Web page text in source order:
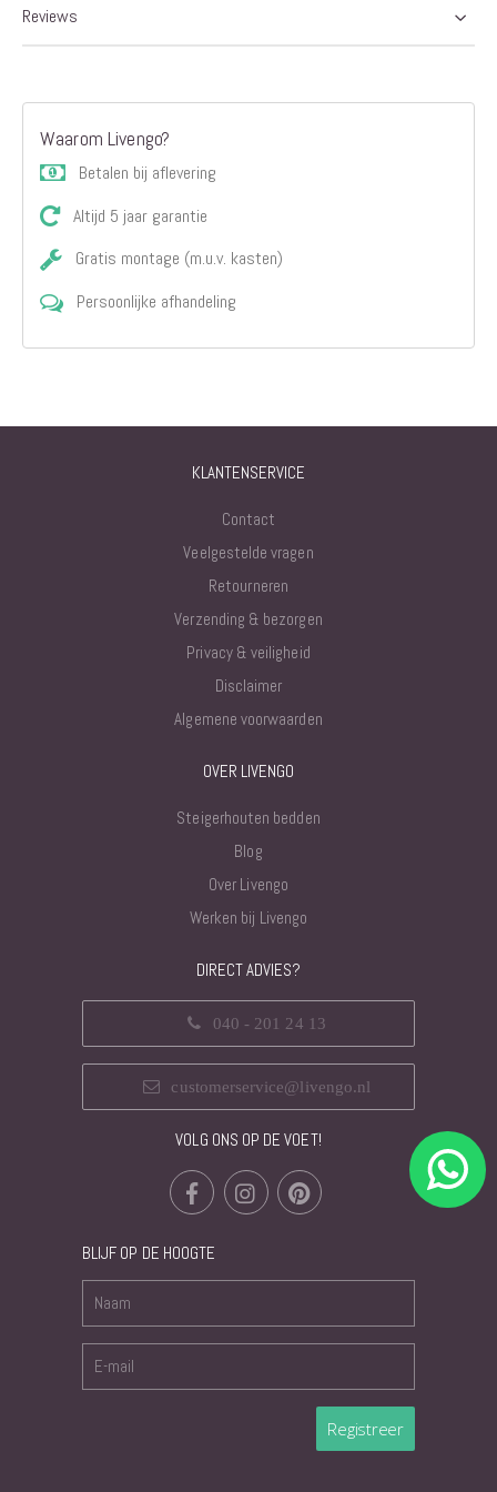
Reviews
Waarom Livengo?
Betalen bij aflevering
Altijd 5 jaar garantie
Gratis montage (m.u.v. kasten)
Persoonlijke afhandeling
KLANTENSERVICE
Contact
Veelgestelde vragen
Retourneren
Verzending & bezorgen
Privacy & veiligheid
Disclaimer
Algemene voorwaarden
OVER LIVENGO
Steigerhouten bedden
Blog
Over Livengo
Werken bij Livengo
DIRECT ADVIES?
040 - 201 24 13
customerservice@livengo.nl
VOLG ONS OP DE VOET!
BLIJF OP DE HOOGTE
Registreer